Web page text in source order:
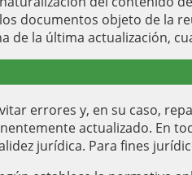
documentos objeto de la
de la última actualización,
errores y, en su caso,
actualizado. En
jurídica. Para fines